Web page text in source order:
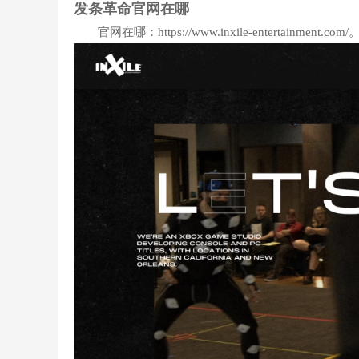
发条革命官网在哪
官网在哪：https://www.inxile-entertainment.com/